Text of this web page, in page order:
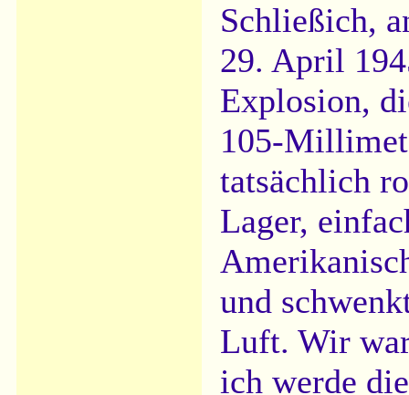
Schließich,
29. April
Explosion,
105-
tatsächlich
Lager,
und
Luft. Wir
ich werde